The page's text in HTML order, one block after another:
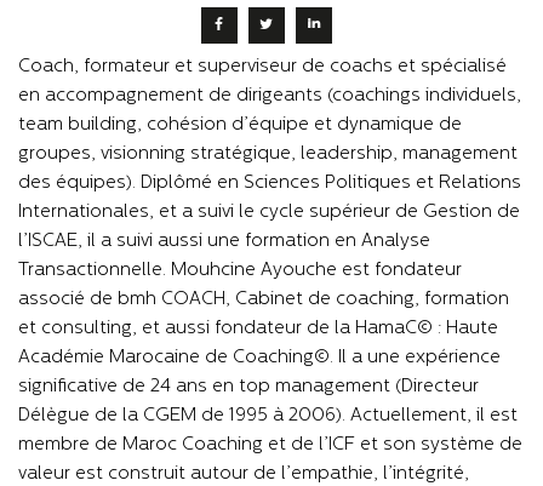
Coach, formateur et superviseur de coachs et spécialisé
en accompagnement de dirigeants (coachings individuels,
team building, cohésion d’équipe et dynamique de
groupes, visionning stratégique, leadership, management
des équipes). Diplômé en Sciences Politiques et Relations
Internationales, et a suivi le cycle supérieur de Gestion de
l’ISCAE, il a suivi aussi une formation en Analyse
Transactionnelle. Mouhcine Ayouche est fondateur
associé de bmh COACH, Cabinet de coaching, formation
et consulting, et aussi fondateur de la HamaC© : Haute
Académie Marocaine de Coaching©. Il a une expérience
significative de 24 ans en top management (Directeur
Délègue de la CGEM de 1995 à 2006). Actuellement, il est
membre de Maroc Coaching et de l’ICF et son système de
valeur est construit autour de l’empathie, l’intégrité,